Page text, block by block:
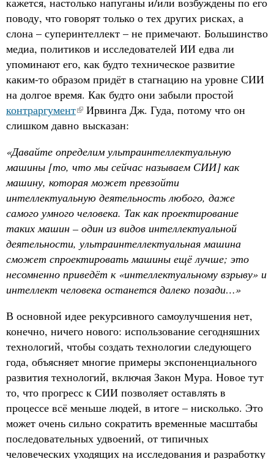
поводу, что говорят только о тех других рисках, а
слона – суперинтеллект – не примечают. Большинство
медиа, политиков и исследователей ИИ едва ли
упоминают его, как будто техническое развитие
каким-то образом придёт в стагнацию на уровне СИИ
на долгое время. Как будто они забыли простой
контраргумент
Ирвинга Дж. Гуда, потому что он
слишком давно высказан:
«Давайте определим ультраинтеллектуальную
машины [то, что мы сейчас называем СИИ] как
машину, которая может превзойти
интеллектуальную деятельность любого, даже
самого умного человека. Так как проектирование
таких машин – один из видов интеллектуальной
деятельности, ультраинтеллектуальная машина
сможет спроектировать машины ещё лучше; это
несомненно приведёт к «интеллектуальному взрыву» и
интеллект человека останется далеко позади…»
В основной идее рекурсивного самоулучшения нет,
конечно, ничего нового: использование сегодняшних
технологий, чтобы создать технологии следующего
года, объясняет многие примеры экспоненциального
развития технологий, включая Закон Мура. Новое тут
то, что прогресс к СИИ позволяет оставлять в
процессе всё меньше людей, в итоге – нисколько. Это
может очень сильно сократить временные масштабы
последовательных удвоений, от типичных
человеческих уходящих на исследования и разработку